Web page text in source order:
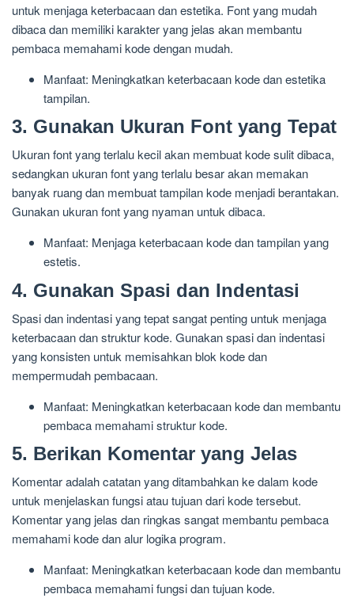
untuk menjaga keterbacaan dan estetika. Font yang mudah
dibaca dan memiliki karakter yang jelas akan membantu
pembaca memahami kode dengan mudah.
Manfaat: Meningkatkan keterbacaan kode dan estetika
tampilan.
3. Gunakan Ukuran Font yang Tepat
Ukuran font yang terlalu kecil akan membuat kode sulit dibaca,
sedangkan ukuran font yang terlalu besar akan memakan
banyak ruang dan membuat tampilan kode menjadi berantakan.
Gunakan ukuran font yang nyaman untuk dibaca.
Manfaat: Menjaga keterbacaan kode dan tampilan yang
estetis.
4. Gunakan Spasi dan Indentasi
Spasi dan indentasi yang tepat sangat penting untuk menjaga
keterbacaan dan struktur kode. Gunakan spasi dan indentasi
yang konsisten untuk memisahkan blok kode dan
mempermudah pembacaan.
Manfaat: Meningkatkan keterbacaan kode dan membantu
pembaca memahami struktur kode.
5. Berikan Komentar yang Jelas
Komentar adalah catatan yang ditambahkan ke dalam kode
untuk menjelaskan fungsi atau tujuan dari kode tersebut.
Komentar yang jelas dan ringkas sangat membantu pembaca
memahami kode dan alur logika program.
Manfaat: Meningkatkan keterbacaan kode dan membantu
pembaca memahami fungsi dan tujuan kode.